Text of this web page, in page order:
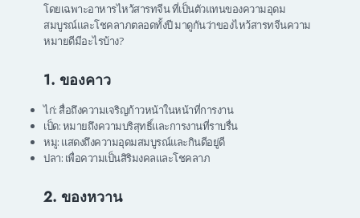
โดยเฉพาะอาหารไหว้สารทจีน ที่เป็นตัวแทนของความอุดม
สมบูรณ์และโชคลาภตลอดทั้งปี มาดูกันว่าของไหว้สารทจีนความ
หมายดีมีอะไรบ้าง?
1. ของคาว
ไก่: สื่อถึงความเจริญก้าวหน้าในหน้าที่การงาน
เป็ด: หมายถึงความบริสุทธิ์และการงานที่ราบรื่น
หมู: แสดงถึงความอุดมสมบูรณ์และกินดีอยู่ดี
ปลา: เพื่อความเป็นสิริมงคลและโชคลาภ
2. ของหวาน